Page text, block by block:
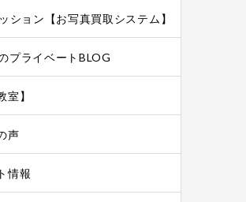
ション【お写真買取システム】
プライベートBLOG
室】
声
情報